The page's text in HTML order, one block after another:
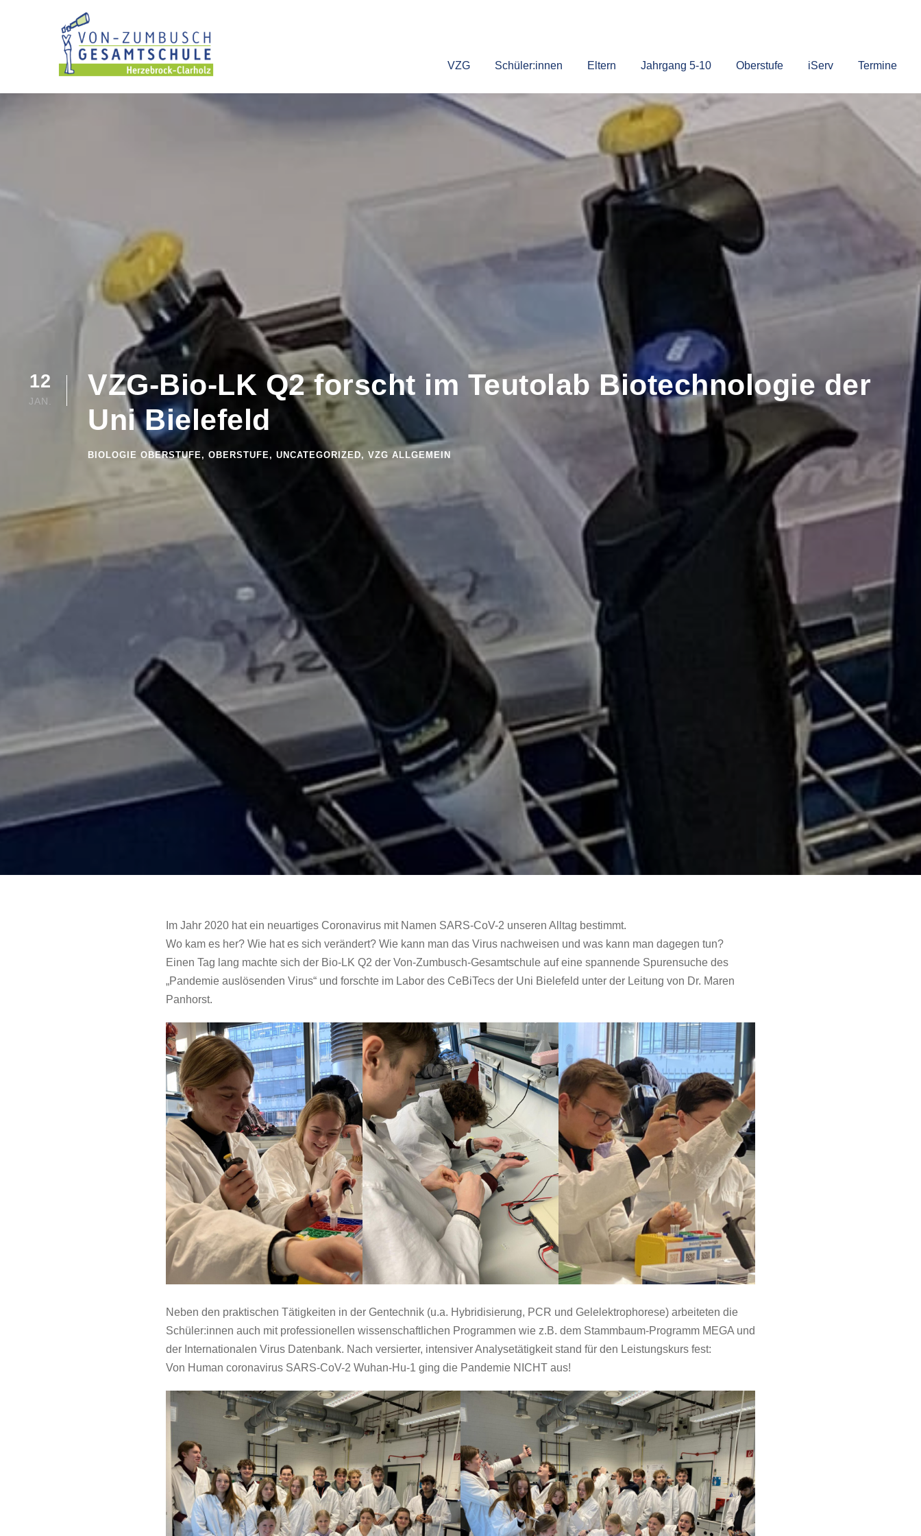
VZG Schüler:innen Eltern Jahrgang 5-10 Oberstufe iServ Termine
12
JAN.
VZG-Bio-LK Q2 forscht im Teutolab Biotechnologie der
Uni Bielefeld
BIOLOGIE OBERSTUFE , OBERSTUFE , UNCATEGORIZED, VZG ALLGEMEIN
Im Jahr 2020 hat ein neuartiges Coronavirus mit Namen SARS-CoV-2 unseren Alltag bestimmt.
Wo kam es her? Wie hat es sich verändert? Wie kann man das Virus nachweisen und was kann man dagegen tun?
Einen Tag lang machte sich der Bio-LK Q2 der Von-Zumbusch-Gesamtschule auf eine spannende Spurensuche des
„Pandemie auslösenden Virus“ und forschte im Labor des CeBiTecs der Uni Bielefeld unter der Leitung von Dr. Maren
Panhorst.
Neben den praktischen Tätigkeiten in der Gentechnik (u.a. Hybridisierung, PCR und Gelelektrophorese) arbeiteten die
Schüler:innen auch mit professionellen wissenschaftlichen Programmen wie z.B. dem Stammbaum-Programm MEGA und
der Internationalen Virus Datenbank. Nach versierter, intensiver Analysetätigkeit stand für den Leistungskurs fest:
Von Human coronavirus SARS-CoV-2 Wuhan-Hu-1 ging die Pandemie NICHT aus!